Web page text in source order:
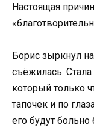
Настоящая
Борис зыркнул
съёжилась.
который только
тапочек и по
его будут больно